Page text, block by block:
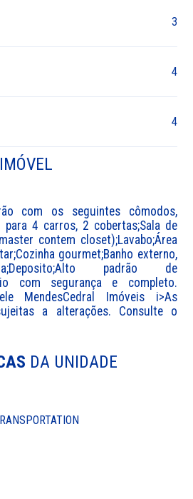
3
4
4
com os seguintes cômodos,
para 4 carros, 2 cobertas;Sala de
contem closet);Lavabo;Área
gourmet;Banho externo,
padrão de
com segurança e completo.
MendesCedral Imóveis i>As
a alterações. Consulte o
DA UNIDADE